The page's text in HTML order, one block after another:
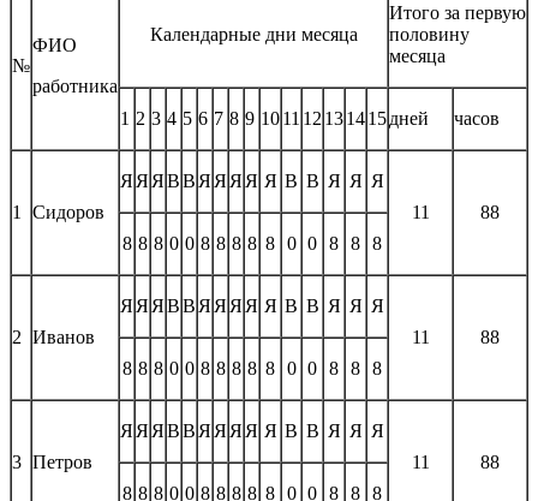
№
ФИО
работника
Календарные дни месяца
Итого за первую
половину
месяца
1 2 3 4 5 6 7 8 9 1011 12 131415дней часов
1 Сидоров
ЯЯЯВВ ЯЯЯЯ Я В В Я Я Я
11
88
8 8 8 0 0 8 8 8 8 8 0 0 8 8 8
2 Иванов
ЯЯЯВВ ЯЯЯЯ Я В В Я Я Я
11
88
8 8 8 0 0 8 8 8 8 8 0 0 8 8 8
3 Петров
ЯЯЯВВ ЯЯЯЯ Я В В Я Я Я
11
88
8 8 8 0 0 8 8 8 8 8 0 0 8 8 8